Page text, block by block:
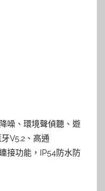
噪、環境聲偵聽、遊
V5.2、高通
接功能，IP54防水防